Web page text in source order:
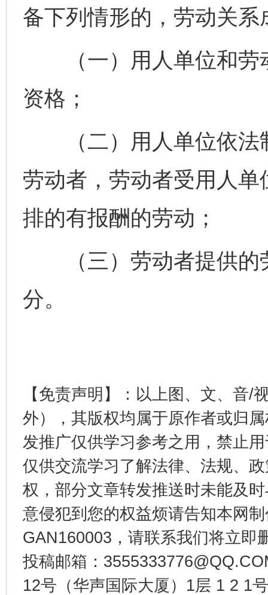
备下列情形的，劳动关系
（一）用人单位和劳
资格；
（二）用人单位依法
劳动者，劳动者受用人
排的有报酬的劳动；
（三）劳动者提供的
分。
【免责声明】：以上图、文、音/
外），其版权均属于原作者或归
发推广仅供学习参考之用，禁止
仅供交流学习了解法律、法规、
权，部分文章转发推送时未能及
意侵犯到您的权益烦请告知本网
GAN160003，请联系我们将立即
投稿邮箱：
12号（华声国际大厦）1层 1 2 1
完善运行机制助力责任有效落实 一纸欠
东山县通报“牛蛙产品抗生素超标问题”
揭开“小金库”的免责幌子